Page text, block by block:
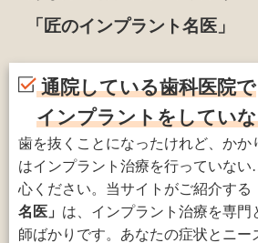
「匠のインプラント名医」
通院している歯科医院で
インプラントをしてい
歯を抜くことになったけれど、かか
はインプラント治療を行っていな
心ください。当サイトがご紹介する
名医」 は、インプラント治療を専門
師ばかりです。あなたの症状とニー